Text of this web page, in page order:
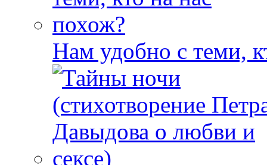
Нам удобно с теми,